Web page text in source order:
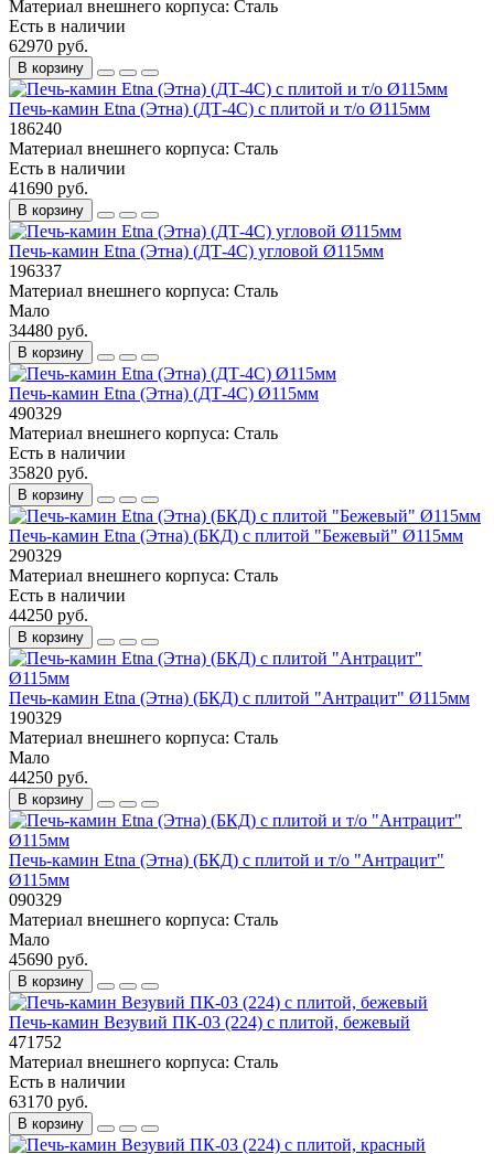
Материал внешнего корпуса: Сталь
Есть в наличии
62970 руб.
В корзину
Печь-камин Etna (Этна) (ДТ-4С) с плитой и т/о Ø115мм
186240
Материал внешнего корпуса: Сталь
Есть в наличии
41690 руб.
В корзину
Печь-камин Etna (Этна) (ДТ-4С) угловой Ø115мм
196337
Материал внешнего корпуса: Сталь
Мало
34480 руб.
В корзину
Печь-камин Etna (Этна) (ДТ-4С) Ø115мм
490329
Материал внешнего корпуса: Сталь
Есть в наличии
35820 руб.
В корзину
Печь-камин Etna (Этна) (БКД) с плитой "Бежевый" Ø115мм
290329
Материал внешнего корпуса: Сталь
Есть в наличии
44250 руб.
В корзину
Печь-камин Etna (Этна) (БКД) с плитой "Антрацит" Ø115мм
190329
Материал внешнего корпуса: Сталь
Мало
44250 руб.
В корзину
Печь-камин Etna (Этна) (БКД) с плитой и т/о "Антрацит"
Ø115мм
090329
Материал внешнего корпуса: Сталь
Мало
45690 руб.
В корзину
Печь-камин Везувий ПК-03 (224) с плитой, бежевый
471752
Материал внешнего корпуса: Сталь
Есть в наличии
63170 руб.
В корзину